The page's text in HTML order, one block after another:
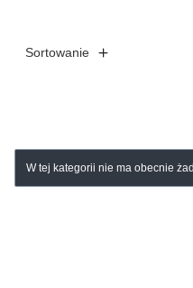
Sortowanie
Lista produktów
W tej kategorii nie ma obecnie